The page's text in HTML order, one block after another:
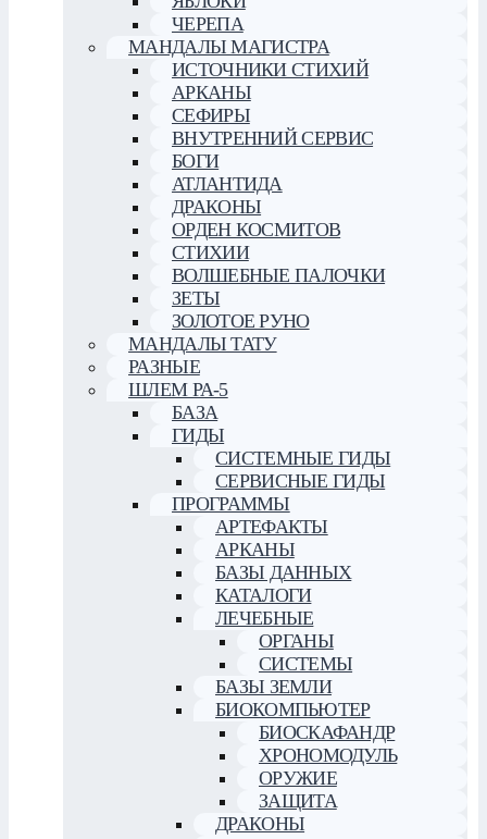
ЧЕРЕПА
МАНДАЛЫ МАГИСТРА
ИСТОЧНИКИ СТИХИЙ
АРКАНЫ
СЕФИРЫ
ВНУТРЕННИЙ СЕРВИС
БОГИ
АТЛАНТИДА
ДРАКОНЫ
ОРДЕН КОСМИТОВ
СТИХИИ
ВОЛШЕБНЫЕ ПАЛОЧКИ
ЗЕТЫ
ЗОЛОТОЕ РУНО
МАНДАЛЫ ТАТУ
РАЗНЫЕ
ШЛЕМ РА-5
БАЗА
ГИДЫ
СИСТЕМНЫЕ ГИДЫ
СЕРВИСНЫЕ ГИДЫ
ПРОГРАММЫ
АРТЕФАКТЫ
АРКАНЫ
БАЗЫ ДАННЫХ
КАТАЛОГИ
ЛЕЧЕБНЫЕ
ОРГАНЫ
СИСТЕМЫ
БАЗЫ ЗЕМЛИ
БИОКОМПЬЮТЕР
БИОСКАФАНДР
ХРОНОМОДУЛЬ
ОРУЖИЕ
ЗАЩИТА
ДРАКОНЫ